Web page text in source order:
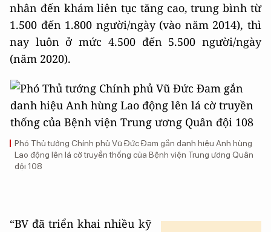
nhân đến khám liên tục tăng cao, trung bình từ
1.500 đến 1.800 người/ngày (vào năm 2014), thì
nay luôn ở mức 4.500 đến 5.500 người/ngày
(năm 2020).
Phó Thủ tướng Chính phủ Vũ Đức Đam gắn danh hiệu Anh hùng
Lao động lên lá cờ truyền thống của Bệnh viện Trung ương Quân
đội 108
“BV đã triển khai nhiều kỹ